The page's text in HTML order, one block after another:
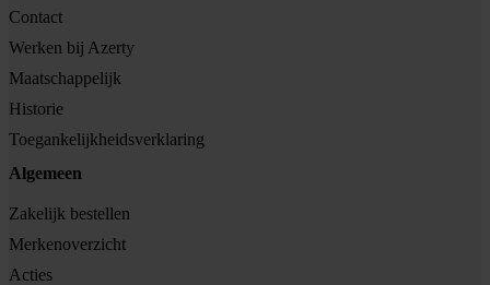
Contact
Werken bij Azerty
Maatschappelijk
Historie
Toegankelijkheidsverklaring
Algemeen
Zakelijk bestellen
Merkenoverzicht
Acties